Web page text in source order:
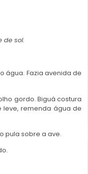
de sol.
água. Fazia avenida de
gordo. Biguá costura
leve, remenda água de
pula sobre a ave.